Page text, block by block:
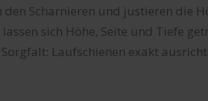
den Scharnieren und justieren die
sich Höhe, Seite und Tiefe
Laufschienen exakt